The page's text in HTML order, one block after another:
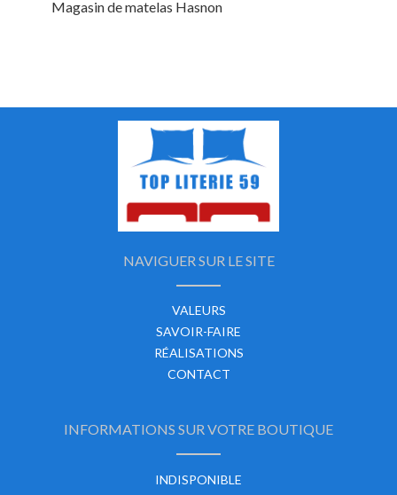
Magasin de matelas Hasnon
NAVIGUER SUR LE SITE
VALEURS
SAVOIR-FAIRE
RÉALISATIONS
CONTACT
INFORMATIONS SUR VOTRE BOUTIQUE
INDISPONIBLE